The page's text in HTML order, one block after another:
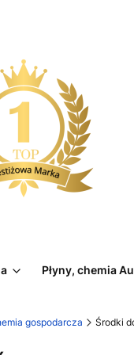
Płyny, chemia
gospodarcza Środki